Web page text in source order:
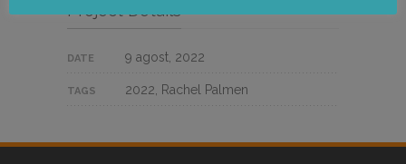
Project Details
DATE 9 agost, 2022
TAGS 2022, Rachel Palmen